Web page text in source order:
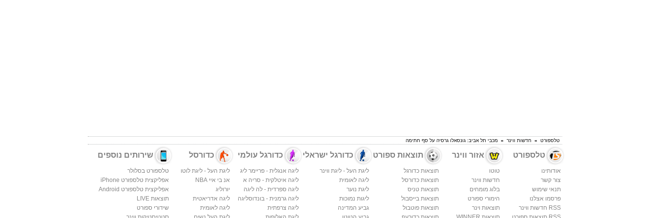
טלספורט » חדשות ווינר » מכבי תל אביב: גונסאלו גרסיה על סף חתימה
טלספורט
אודותינו
צור קשר
תנאי שימוש
פרסמו אצלנו
RSS חדשות ווינר
אזור ווינר
טוטו
חדשות ווינר
בלוג מומחים
הימורי ספורט
תוצאות וינר
תוצאות ספורט
תוצאות כדורגל
תוצאות כדורסל
תוצאות טניס
תוצאות בייסבול
תוצאות פוטבול
כדורגל ישראלי
ליגת העל - ליגת ווינר
ליגה לאומית
ליגת נוער
ליגות נמוכות
גביע המדינה
כדורגל עולמי
ליגה אנגלית - פריימר ליג
ליגה איטלקית - סריה א
ליגה ספרדית - לה ליגה
ליגה גרמנית - בונדוסליגה
ליגה צרפתית
כדורסל
ליגת העל - ליגת לוטו
אנ בי איי NBA
יורוליג
ליגה אדריאטית
ליגה לאומית
שירותים נוספים
טלספורט בסלולר
אפליקצית טלספורט iPhone
אפליקצית טלספורט Android
תוצאות LIVE
שידורי ספורט